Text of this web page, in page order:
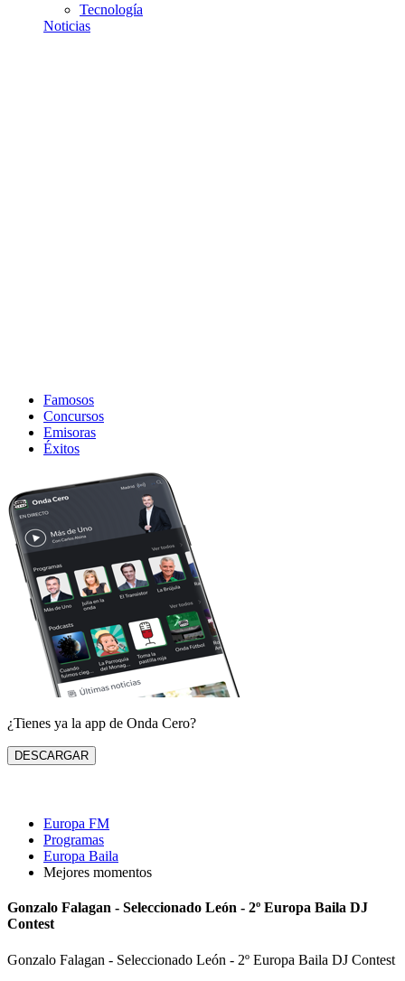
Tecnología
Noticias
Famosos
Concursos
Emisoras
Éxitos
¿Tienes ya la app de Onda Cero?
DESCARGAR
Europa FM
Programas
Europa Baila
Mejores momentos
Gonzalo Falagan - Seleccionado León - 2º Europa Baila DJ
Contest
Gonzalo Falagan - Seleccionado León - 2º Europa Baila DJ Contest